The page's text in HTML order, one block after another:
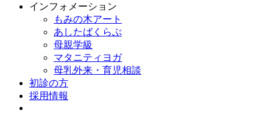
インフォメーション
もみの木アート
あしたばくらぶ
母親学級
マタニティヨガ
母乳外来・育児相談
初診の方
採用情報